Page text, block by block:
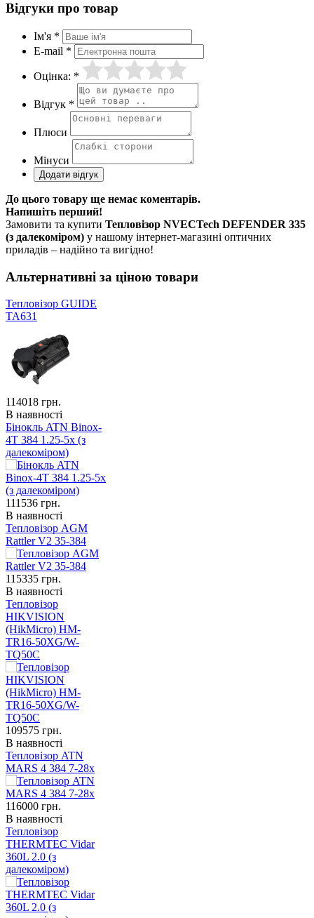
Відгуки про товар
Ім'я *
E-mail *
Оцінка: *
Відгук *
Плюси
Мінуси
До цього товару ще немає коментарів.
Напишіть перший!
Замовити та купити Тепловізор NVECTech DEFENDER 335
(з далекоміром) у нашому інтернет-магазині оптичних
приладів – надійно та вигідно!
Альтернативні за ціною товари
Тепловізор GUIDE
TA631
114018 грн.
В наявності
Бінокль ATN Binox-
4T 384 1.25-5x (з
далекоміром)
111536 грн.
В наявності
Тепловізор AGM
Rattler V2 35-384
115335 грн.
В наявності
Тепловізор
HIKVISION
(HikMicro) HM-
TR16-50XG/W-
TQ50C
109575 грн.
В наявності
Тепловізор ATN
MARS 4 384 7-28x
116000 грн.
В наявності
Тепловізор
THERMTEC Vidar
360L 2.0 (з
далекоміром)